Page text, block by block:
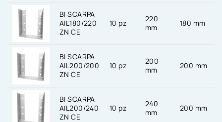
BI SCARPA
AIL180/220
ZN CE
10 pz
220
mm
180 mm
BI SCARPA
AIL200/200
ZN CE
10 pz
200
mm
200 mm
BI SCARPA
AIL200/240
ZN CE
10 pz
240
mm
200 mm